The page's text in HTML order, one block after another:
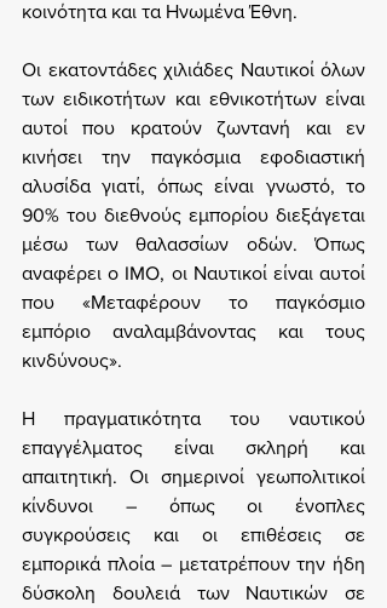
κοινότητα και τα Ηνωμένα Έθνη.
Οι εκατοντάδες χιλιάδες Ναυτικοί όλων
των ειδικοτήτων και εθνικοτήτων είναι
αυτοί που κρατούν ζωντανή και εν
κινήσει την παγκόσμια εφοδιαστική
αλυσίδα γιατί, όπως είναι γνωστό, το
90% του διεθνούς εμπορίου διεξάγεται
μέσω των θαλασσίων οδών. Όπως
αναφέρει ο IMO, οι Ναυτικοί είναι αυτοί
που «Μεταφέρουν το παγκόσμιο
εμπόριο αναλαμβάνοντας και τους
κινδύνους».
Η πραγματικότητα του ναυτικού
επαγγέλματος είναι σκληρή και
απαιτητική. Οι σημερινοί γεωπολιτικοί
κίνδυνοι – όπως οι ένοπλες
συγκρούσεις και οι επιθέσεις σε
εμπορικά πλοία – μετατρέπουν την ήδη
δύσκολη δουλειά των Ναυτικών σε